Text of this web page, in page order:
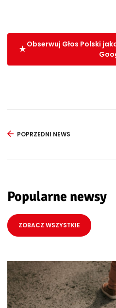
Obserwuj Głos Polski
POPRZEDNI NEWS
Popularne newsy
ZOBACZ WSZYSTKIE